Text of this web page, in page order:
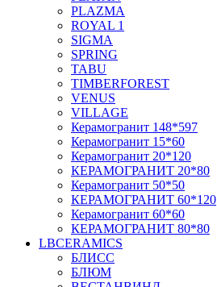
PLAZMA
ROYAL 1
SIGMA
SPRING
TABU
TIMBERFOREST
VENUS
VILLAGE
Керамогранит 148*597
Керамогранит 15*60
Керамогранит 20*120
КЕРАМОГРАНИТ 20*80
Керамогранит 50*50
КЕРАМОГРАНИТ 60*120
Керамогранит 60*60
КЕРАМОГРАНИТ 80*80
LBCERAMICS
БЛИСС
БЛЮМ